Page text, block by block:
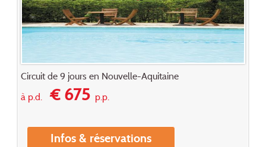
Circuit de 9 jours en Nouvelle-Aquitaine
à p.d.
€ 675p.p.
Infos & réservations